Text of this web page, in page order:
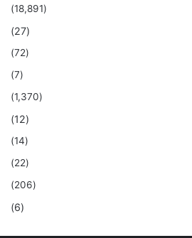
(18,891)
(27)
(72)
(7)
(1,370)
(12)
(14)
(22)
(206)
(6)